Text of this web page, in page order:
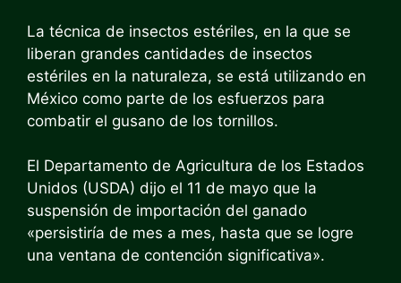
La técnica de insectos estériles, en la que se
liberan grandes cantidades de insectos
estériles en la naturaleza, se está utilizando en
México como parte de los esfuerzos para
combatir el gusano de los tornillos.
El Departamento de Agricultura de los Estados
Unidos (USDA) dijo el 11 de mayo que la
suspensión de importación del ganado
«persistiría de mes a mes, hasta que se logre
una ventana de contención significativa».